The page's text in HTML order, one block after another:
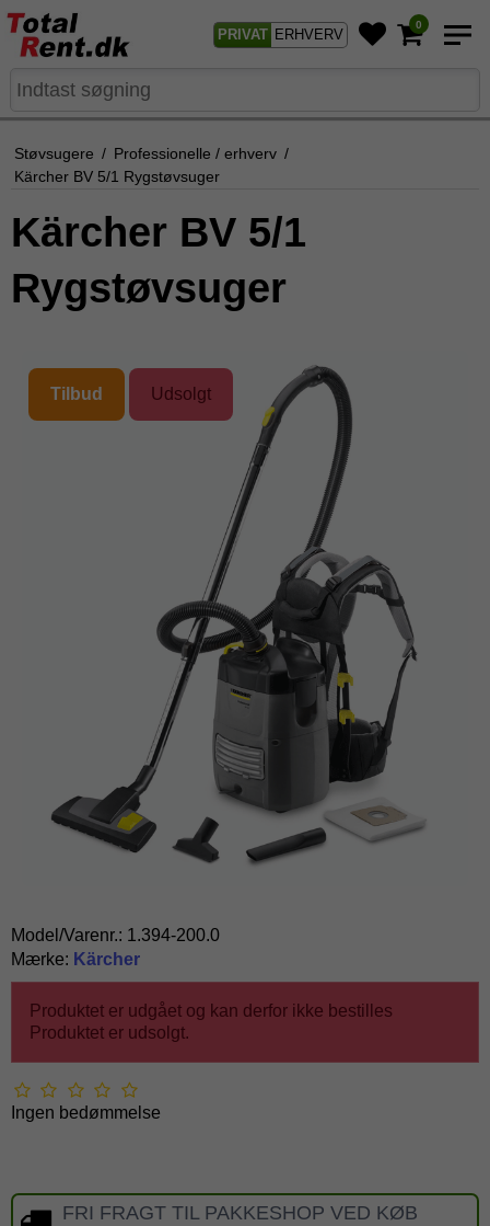
PRIVAT ERHVERV
0
Støvsugere / Professionelle / erhverv /
Kärcher BV 5/1 Rygstøvsuger
Kärcher BV 5/1
Rygstøvsuger
Tilbud Udsolgt
Model/Varenr.: 1.394-200.0
Mærke: Kärcher
Produktet er udgået og kan derfor ikke bestilles
Produktet er udsolgt.
Ingen bedømmelse
FRI FRAGT TIL PAKKESHOP VED KØB